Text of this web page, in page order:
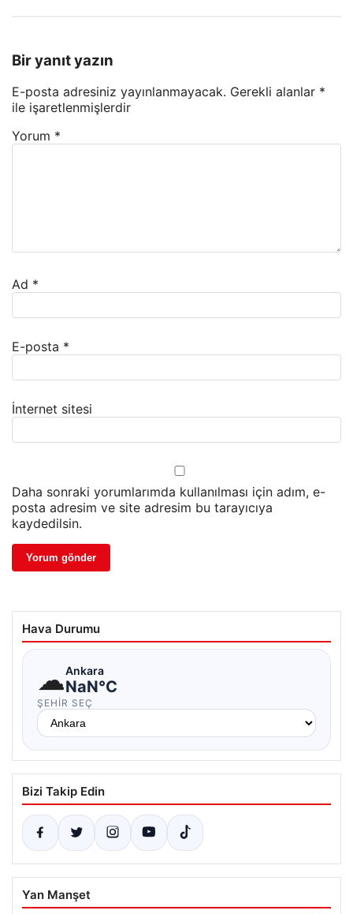
Bir yanıt yazın
E-posta adresiniz yayınlanmayacak. Gerekli alanlar *
ile işaretlenmişlerdir
Yorum *
Ad *
E-posta *
İnternet sitesi
Daha sonraki yorumlarımda kullanılması için adım, e-
posta adresim ve site adresim bu tarayıcıya
kaydedilsin.
Hava Durumu
☁Ankara
NaN°C
ŞEHIR SEÇ
Bizi Takip Edin
Yan Manşet